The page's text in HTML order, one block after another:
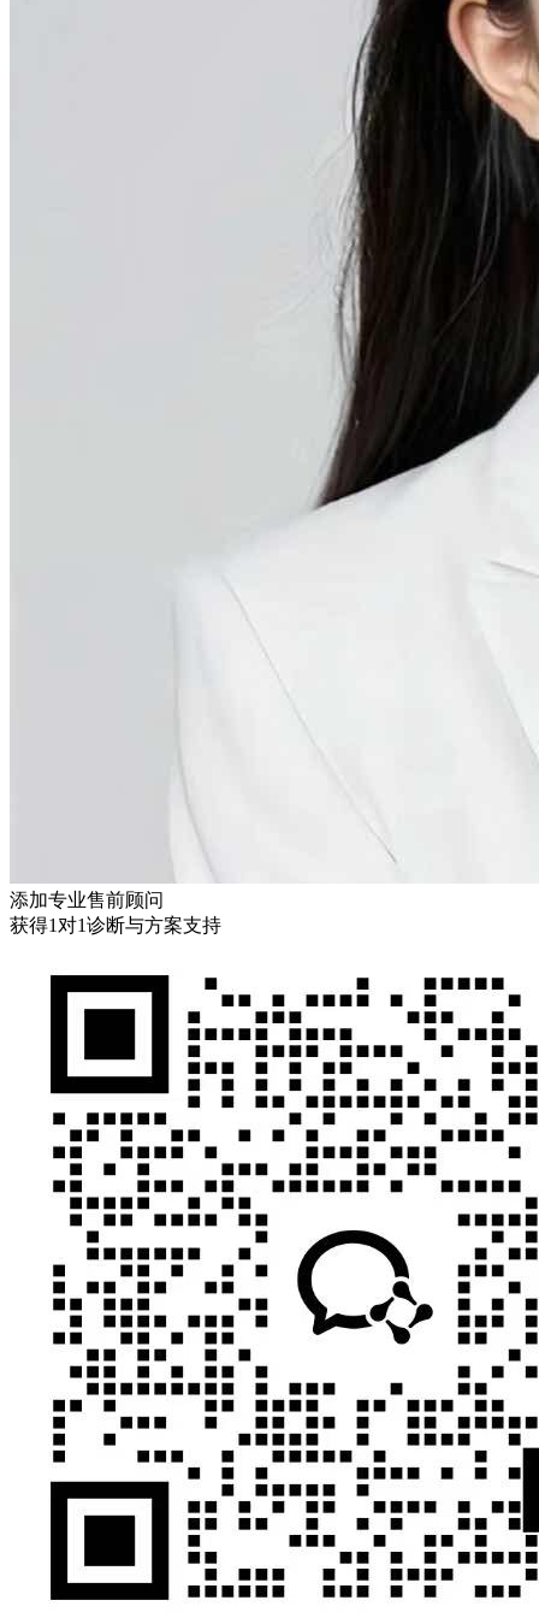
添加专业售前顾问
获得1对1诊断与方案支持